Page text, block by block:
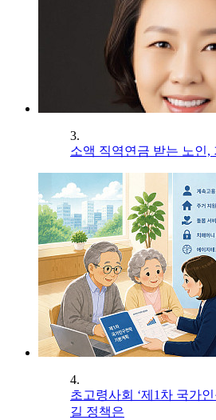
3.
소액 직역연금 받는 노인
4.
초고령사회 ‘제1차 국가
길 정책은